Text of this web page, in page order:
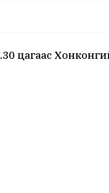
цагаас